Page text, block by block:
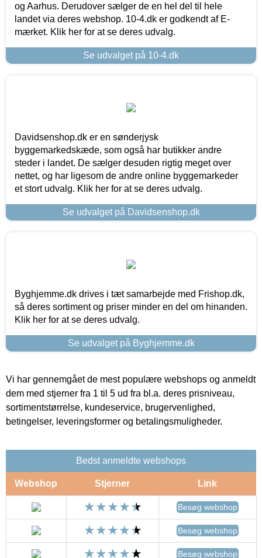
og Aarhus. Derudover sælger de en hel del til hele
landet via deres webshop. 10-4.dk er godkendt af E-
mærket. Klik her for at se deres udvalg.
Se udvalget på 10-4.dk
Davidsenshop.dk er en sønderjysk
byggemarkedskæde, som også har butikker andre
steder i landet. De sælger desuden rigtig meget over
nettet, og har ligesom de andre online byggemarkeder
et stort udvalg. Klik her for at se deres udvalg.
Se udvalget på Davidsenshop.dk
Byghjemme.dk drives i tæt samarbejde med Frishop.dk,
så deres sortiment og priser minder en del om hinanden.
Klik her for at se deres udvalg.
Se udvalget på Byghjemme.dk
Vi har gennemgået de mest populære webshops og anmeldt
dem med stjerner fra 1 til 5 ud fra bl.a. deres prisniveau,
sortimentstørrelse, kundeservice, brugervenlighed,
betingelser, leveringsformer og betalingsmuligheder.
Bedst anmeldte webshops
Webshop Stjerner Link
Besøg webshop
Besøg webshop
Besøg webshop